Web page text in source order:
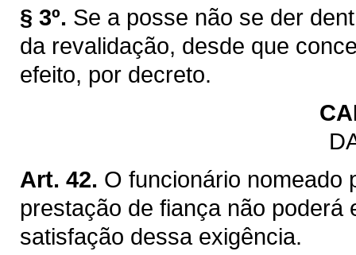
§ 3º. Se a posse não se der
da revalidação, desde que
efeito, por decreto.
Art. 42. O funcionário nomeado
prestação de fiança não
satisfação dessa exigência.